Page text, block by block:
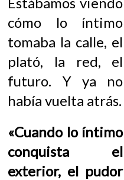
cómo lo íntimo
tomaba la calle, el
plató, la red, el
futuro. Y ya no
había vuelta atrás.
«Cuando lo íntimo
conquista el
exterior, el pudor